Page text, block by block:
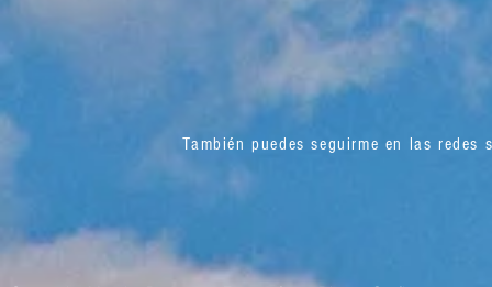
También puedes seguirme en las redes